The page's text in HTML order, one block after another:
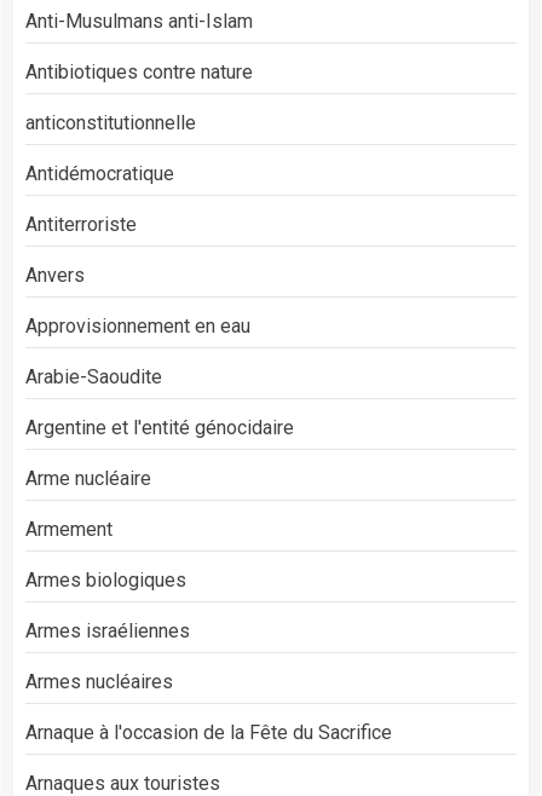
Anti-Musulmans anti-Islam
Antibiotiques contre nature
anticonstitutionnelle
Antidémocratique
Antiterroriste
Anvers
Approvisionnement en eau
Arabie-Saoudite
Argentine et l'entité génocidaire
Arme nucléaire
Armement
Armes biologiques
Armes israéliennes
Armes nucléaires
Arnaque à l'occasion de la Fête du Sacrifice
Arnaques aux touristes